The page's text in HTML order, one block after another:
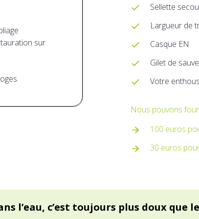
sur
Sellette
Largueur de
Casque EN
Gilet de
Votre
Nous pouvons
100 euros
30 euros
l’eau, c’est toujours plus doux que